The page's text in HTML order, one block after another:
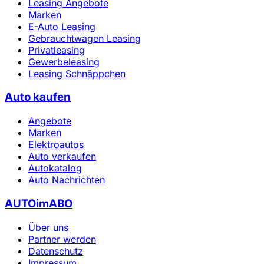
Leasing Angebote
Marken
E-Auto Leasing
Gebrauchtwagen Leasing
Privatleasing
Gewerbeleasing
Leasing Schnäppchen
Auto kaufen
Angebote
Marken
Elektroautos
Auto verkaufen
Autokatalog
Auto Nachrichten
AUTOimABO
Über uns
Partner werden
Datenschutz